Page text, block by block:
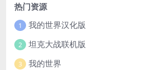
热门资源
1 我的世界汉化版
2 坦克大战联机版
3 我的世界